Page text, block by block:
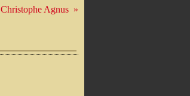
Christophe Agnus